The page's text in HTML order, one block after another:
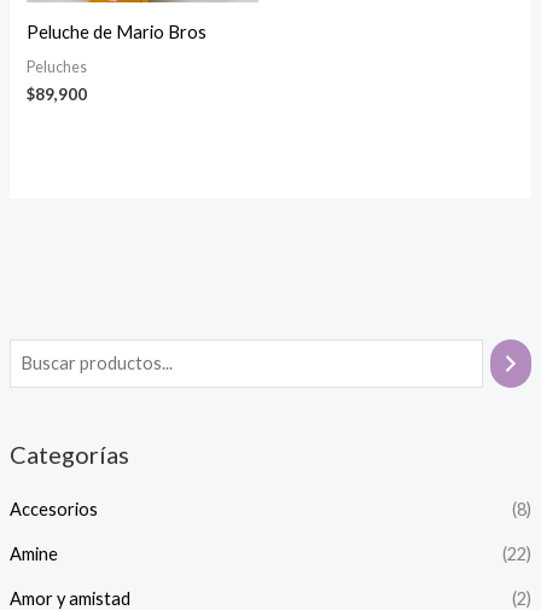
Categorías
Accesorios (8)
Amine (22)
Amor y amistad (2)
Peluche de Mario Bros
Peluches
$89,900